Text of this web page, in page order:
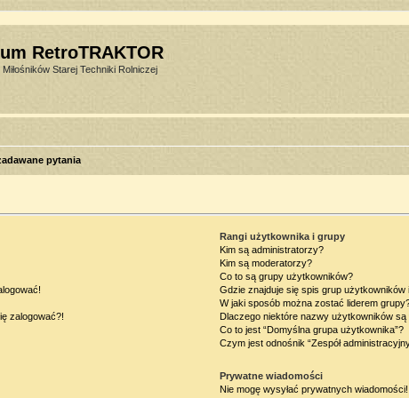
RetroTRAKTOR
Miłośników Starej Techniki Rolniczej
pytania
zalogować?!
Rangi użytkownika i grupy
Kim są administratorzy?
Kim są moderatorzy?
Co to są grupy użytkowników?
Gdzie znajduje się spis grup użytkowników
W jaki sposób można zostać liderem
Dlaczego niektóre nazwy użytkowników
Co to jest “Domyślna grupa użytkownika”?
Czym jest odnośnik “Zespół
Prywatne wiadomości
Nie mogę wysyłać prywatnych wiadomości!